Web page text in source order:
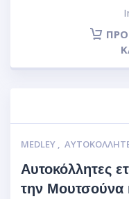
MEDLEY ,
Αυτοκόλλητες
την Μουτσούνα